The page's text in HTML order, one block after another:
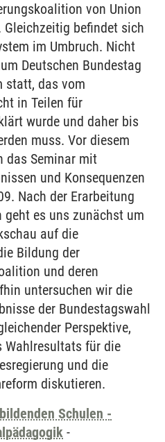
von Union
Gleichzeitig befindet sich
im Umbruch. Nicht
Deutschen Bundestag
statt, das vom
in Teilen für
wurde und daher bis
muss. Vor diesem
das Seminar mit
und Konsequenzen
Nach der Erarbeitung
es uns zunächst um
auf die
Bildung der
und deren
untersuchen wir die
der Bundestagswahl
Perspektive,
Wahlresultats für die
und die
diskutieren.
Schulen -
-